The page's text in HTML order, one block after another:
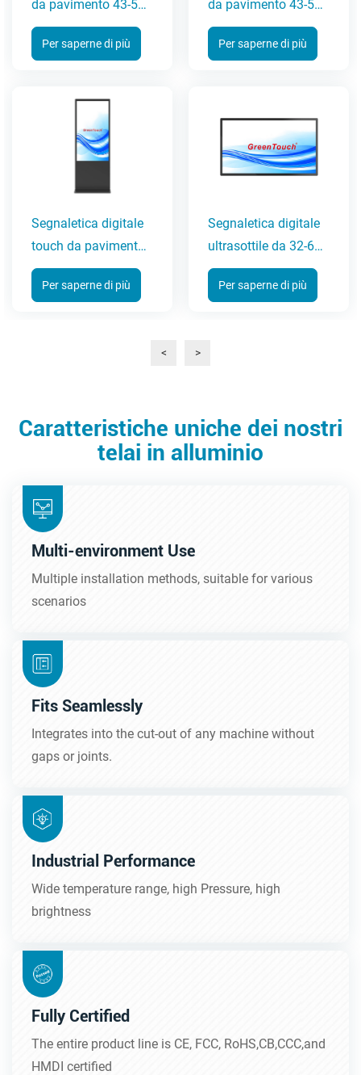
da pavimento 43-55
pollici (serie SWLD)
Per saperne di più
da pavimento 43-55
pollici (serie SWLB)
Per saperne di più
Segnaletica digitale
touch da pavimento
32-65 pollici (serie
6C)
Per saperne di più
Segnaletica digitale
ultrasottile da 32-65
pollici (serie 7A-G)
Per saperne di più
< >
Caratteristiche uniche dei nostri
telai in alluminio
Multi-environment Use
Multiple installation methods, suitable for various
scenarios
Fits Seamlessly
Integrates into the cut-out of any machine without
gaps or joints.
Industrial Performance
Wide temperature range, high Pressure, high
brightness
Fully Certified
The entire product line is CE, FCC, RoHS,CB,CCC,and
HMDI certified